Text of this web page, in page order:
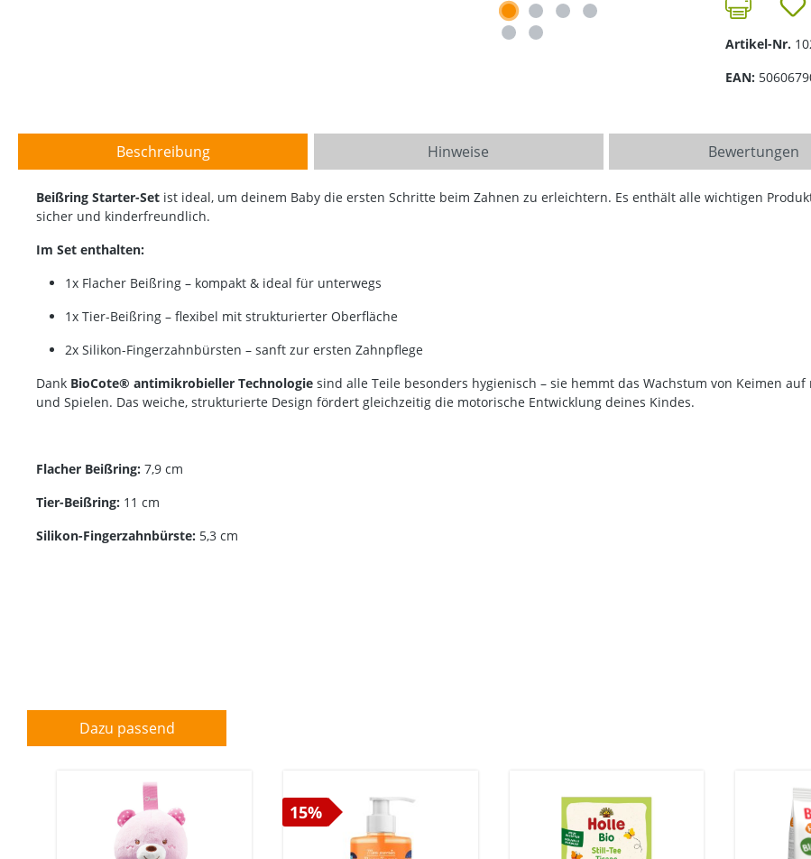
Artikel-Nr.
EAN:
Beschreibung Hinweise Bewertungen
Beißring Starter-Set ist ideal, um deinem Baby die ersten Schritte beim Zahnen zu erleichtern. Es enthält alle wichtigen
sicher und kinderfreundlich.
Im Set enthalten:
1x Flacher Beißring – kompakt & ideal für unterwegs
1x Tier-Beißring – flexibel mit strukturierter Oberfläche
2x Silikon-Fingerzahnbürsten – sanft zur ersten Zahnpflege
Dank BioCote® antimikrobieller Technologie sind alle Teile besonders hygienisch – sie hemmt das Wachstum von Keimen
und Spielen. Das weiche, strukturierte Design fördert gleichzeitig die motorische Entwicklung deines Kindes.
Flacher Beißring: 7,9 cm
Tier-Beißring: 11 cm
Silikon-Fingerzahnbürste: 5,3 cm
Dazu passend
15%